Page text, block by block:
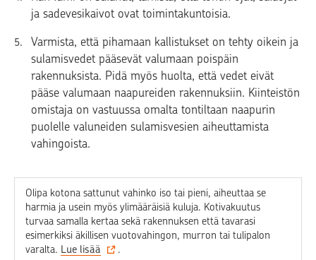
ja sadevesikaivot ovat toimintakuntoisia.
Varmista, että pihamaan kallistukset on tehty oikein ja
sulamisvedet pääsevät valumaan poispäin
rakennuksista. Pidä myös huolta, että vedet eivät
pääse valumaan naapureiden rakennuksiin. Kiinteistön
omistaja on vastuussa omalta tontiltaan naapurin
puolelle valuneiden sulamisvesien aiheuttamista
vahingoista.
Olipa kotona sattunut vahinko iso tai pieni, aiheuttaa se
harmia ja usein myös ylimääräisiä kuluja. Kotivakuutus
turvaa samalla kertaa sekä rakennuksen että tavarasi
esimerkiksi äkillisen vuotovahingon, murron tai tulipalon
varalta. Lue lisää .